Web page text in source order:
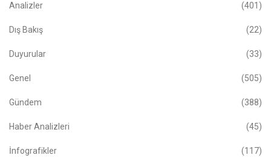
Analizler (401)
Dış Bakış (22)
Duyurular (33)
Genel (505)
Gündem (388)
Haber Analizleri (45)
İnfografikler (117)